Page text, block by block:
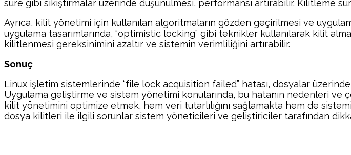
süre gibi sıkıştırmalar üzerinde düşünülmesi, performansı artırabilir.
Ayrıca, kilit yönetimi için kullanılan algoritmaların gözden geçirilmesi ve
uygulama tasarımlarında, “optimistic locking” gibi teknikler kullanılarak kilit
kilitlenmesi gereksinimini azaltır ve sistemin verimliliğini artırabilir.
Sonuç
Linux işletim sistemlerinde “file lock acquisition failed” hatası, dosyalar üzerinde
Uygulama geliştirme ve sistem yönetimi konularında, bu hatanın nedenleri ve
kilit yönetimini optimize etmek, hem veri tutarlılığını sağlamakta hem de
dosya kilitleri ile ilgili sorunlar sistem yöneticileri ve geliştiriciler tarafından